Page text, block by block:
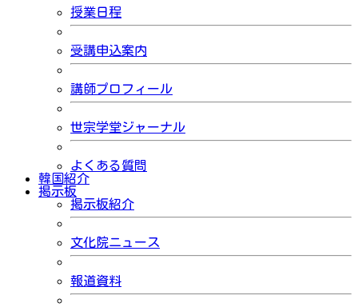
授業日程
受講申込案内
講師プロフィール
世宗学堂ジャーナル
よくある質問
韓国紹介
掲示板
掲示板紹介
文化院ニュース
報道資料